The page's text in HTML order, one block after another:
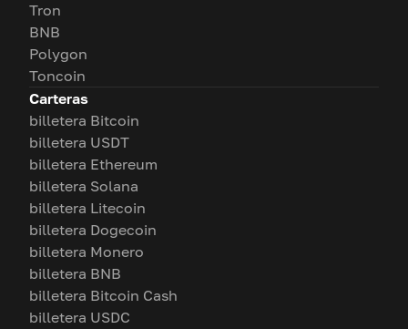
Tron
BNB
Polygon
Toncoin
Carteras
billetera Bitcoin
billetera USDT
billetera Ethereum
billetera Solana
billetera Litecoin
billetera Dogecoin
billetera Monero
billetera BNB
billetera Bitcoin Cash
billetera USDC